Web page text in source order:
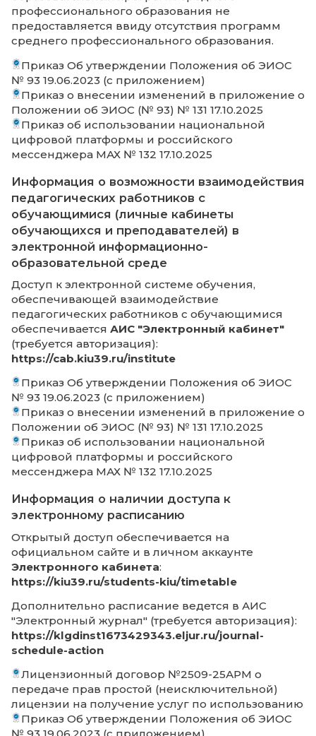
нормативного акта об электронной
информационной образовательной
№ 93 19.06.2023 (с приложением)
Приказ о внесении изменений в
Положении об ЭИОС (№ 93) № 131 17.10.2025
Приказ об использовании национальной
цифровой платформы и российского
мессенджера МАХ № 132 17.10.2025
Информация о наличии доступа к
электронной библиотечной системе
Доступ к электронной библиотечной
(требуется авторизация):
https://biblioclub.ru/index.php?
page=book_blocks&view=main_ub
Сквозную авторизацию в электронной
библиотечной системе обеспечивает
программное обеспечение
Электронного кабинета
Договор №38-02-2025 (Университетская
библиотека Онлайн) (с приложениями)
Гарантийное письмо ЭБС Общество с
ограниченной ответственностью «Директ-
Медиа»
Свидетельства о регистрации ЭБС, БД и
Информация о наличии доступа к
электронным образовательным
(или) профессиональным базам
(подборкам информационных
тематикам) в соответствии с
реализуемых образовательных
Информация характеризующая ЭИОС
профессионального образования не
предоставляется ввиду отсутствия
среднего профессионального